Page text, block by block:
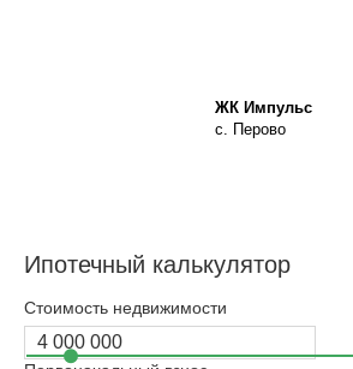
ЖК Импульс
с. Перово
Ипотечный калькулятор
Стоимость недвижимости